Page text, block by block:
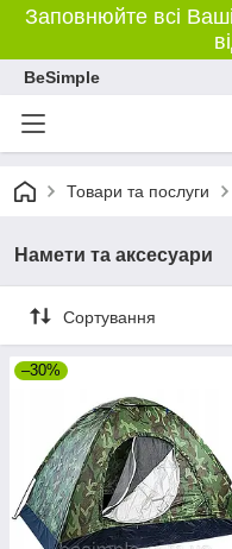
Заповнюйте всі
BeSimple
Товари та послуги
Намети та аксесуари
Сортування
–30%